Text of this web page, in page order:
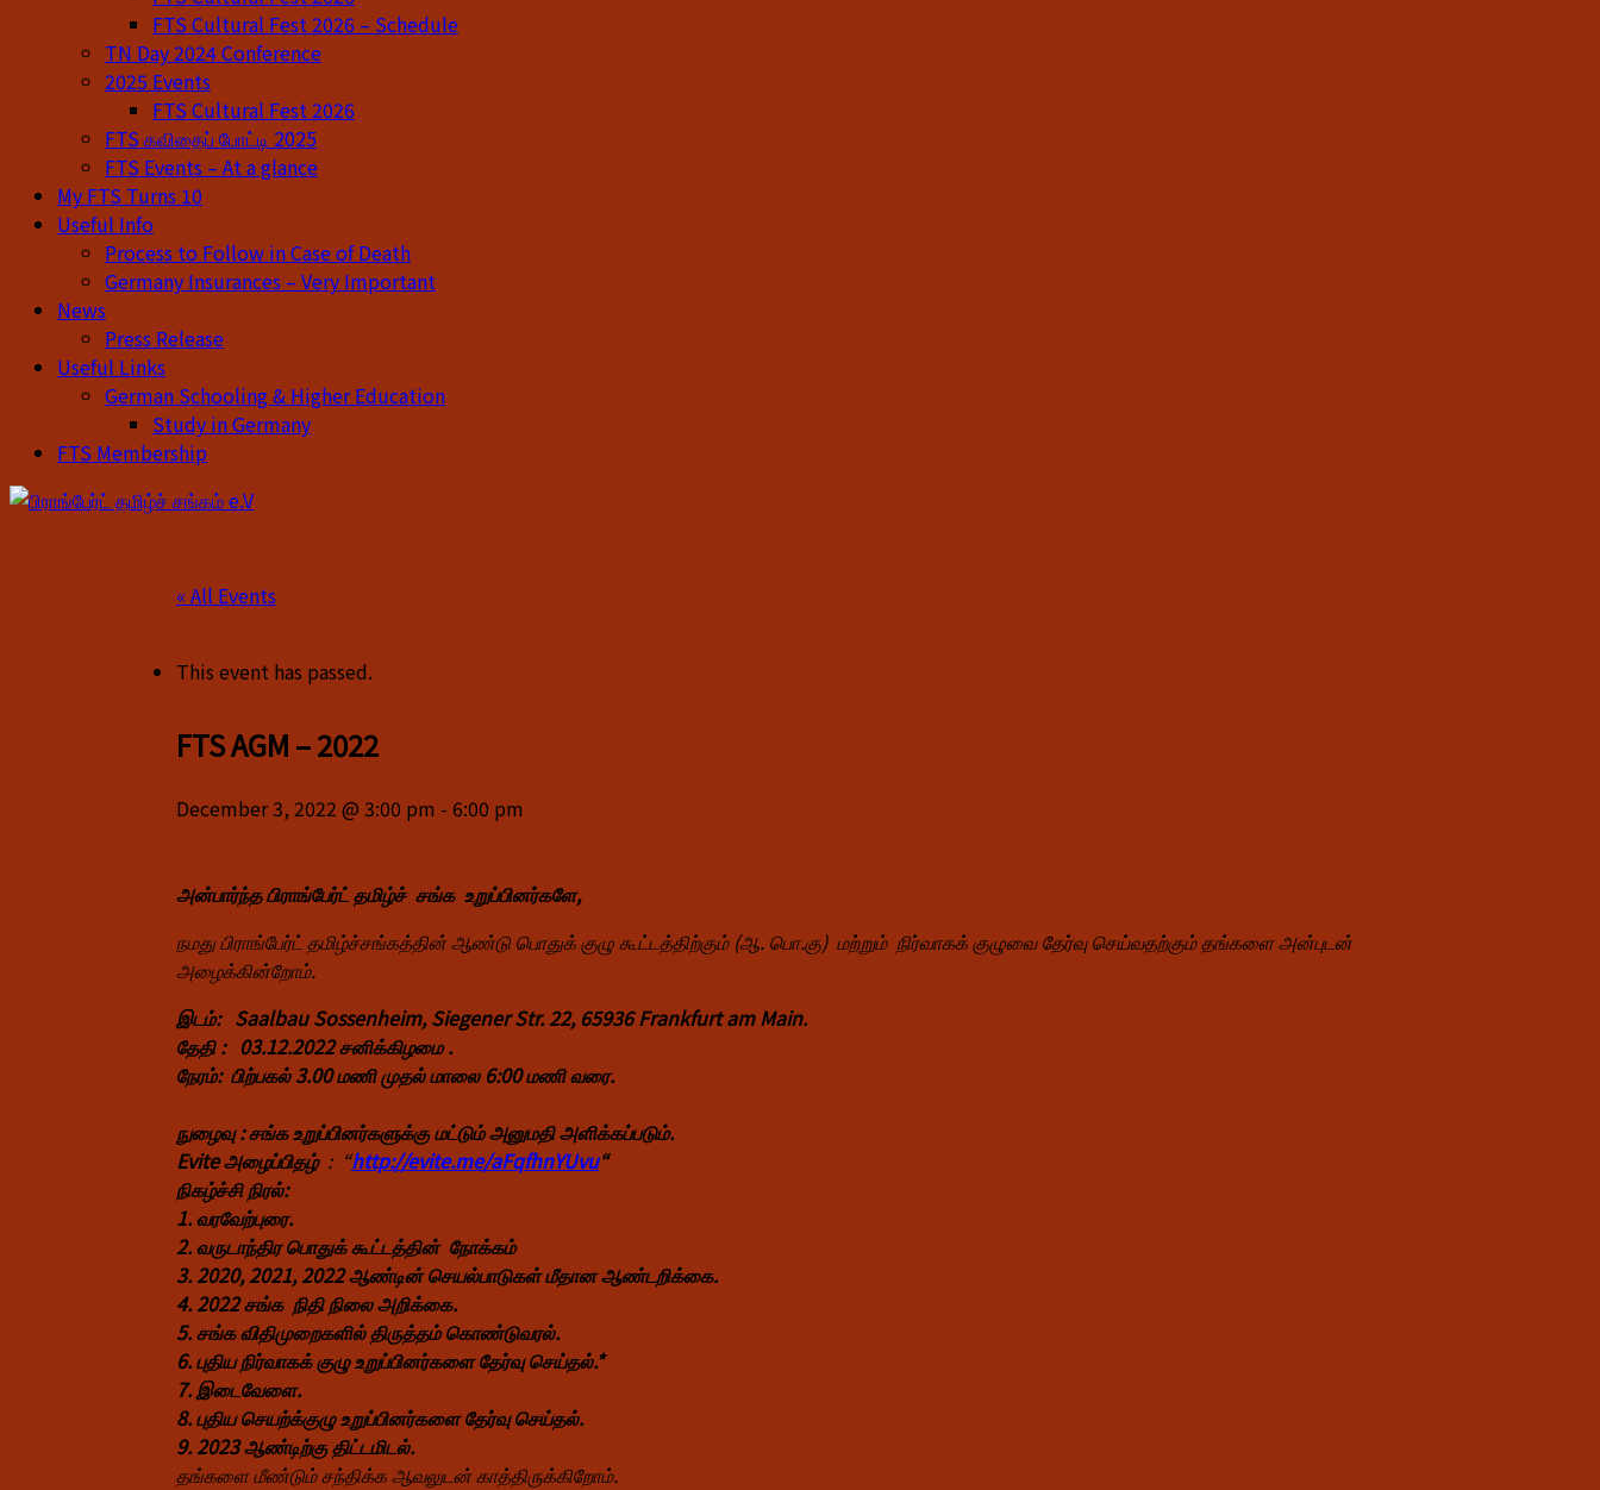
FTS Cultural Fest 2026 – Schedule
TN Day 2024 Conference
2025 Events
FTS Cultural Fest 2026
FTS கவிதைப் போட்டி 2025
FTS Events – At a glance
My FTS Turns 10
Useful Info
Process to Follow in Case of Death
Germany Insurances – Very Important
News
Press Release
Useful Links
German Schooling & Higher Education
Study in Germany
FTS Membership
« All Events
This event has passed.
FTS AGM – 2022
December 3, 2022 @ 3:00 pm - 6:00 pm
அன்பார்ந்த பிராங்பேர்ட் தமிழ்ச் சங்க உறுப்பினர்களே,
நமது பிராங்பேர்ட் தமிழ்ச்சங்கத்தின் ஆண்டு பொதுக் குழு கூட்டத்திற்கும் (ஆ. பொ.கு) மற்றும் நிர்வாகக் குழுவை தேர்வு செய்வதற்கும் தங்களை அன்புடன்
அழைக்கின்றோம்.
இடம்: Saalbau Sossenheim, Siegener Str. 22, 65936 Frankfurt am Main.
தேதி : 03.12.2022 சனிக்கிழமை .
நேரம்: பிற்பகல் 3.00 மணி முதல் மாலை 6:00 மணி வரை.
நுழைவு : சங்க உறுப்பினர்களுக்கு மட்டும் அனுமதி அளிக்கப்படும்.
Evite அழைப்பிதழ் : “http://evite.me/aFqfhnYUvu“
நிகழ்ச்சி நிரல்:
1. வரவேற்புரை.
2. வருடாந்திர பொதுக் கூட்டத்தின் நோக்கம்
3. 2020, 2021, 2022 ஆண்டின் செயல்பாடுகள் மீதான ஆண்டறிக்கை.
4. 2022 சங்க நிதி நிலை அறிக்கை.
5. சங்க விதிமுறைகளில் திருத்தம் கொண்டுவரல்.
6. புதிய நிர்வாகக் குழு உறுப்பினர்களை தேர்வு செய்தல்.*
7. இடைவேளை.
8. புதிய செயற்க்குழு உறுப்பினர்களை தேர்வு செய்தல்.
9. 2023 ஆண்டிற்கு திட்டமிடல்.
தங்களை மீண்டும் சந்திக்க ஆவலுடன் காத்திருக்கிறோம்.